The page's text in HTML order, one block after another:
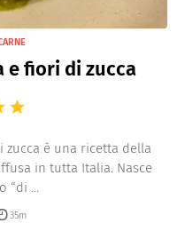
e fiori di zucca
zucca è una ricetta della
in tutta Italia. Nasce
...
35m